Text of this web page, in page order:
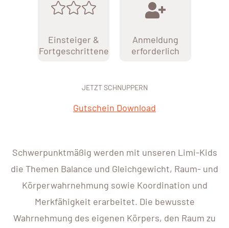
Einsteiger &
Fortgeschrittene
Anmeldung
erforderlich
JETZT SCHNUPPERN
Gutschein Download
Schwerpunktmäßig werden mit unseren Limi-Kids
die Themen Balance und Gleichgewicht, Raum- und
Körperwahrnehmung sowie Koordination und
Merkfähigkeit erarbeitet. Die bewusste
Wahrnehmung des eigenen Körpers, den Raum zu